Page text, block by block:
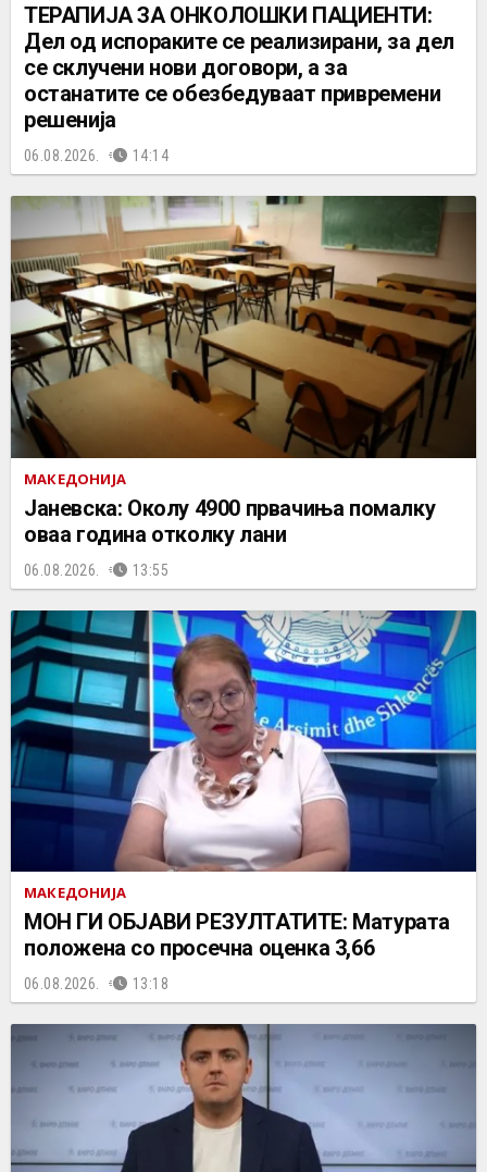
ТЕРАПИЈА ЗА ОНКОЛОШКИ ПАЦИЕНТИ:
Дел од испораките се реализирани, за дел
се склучени нови договори, а за
останатите се обезбедуваат привремени
решенија
06.08.2026. 14:14
МАКЕДОНИЈА
Јаневска: Околу 4900 првачиња помалку
оваа година отколку лани
06.08.2026. 13:55
МАКЕДОНИЈА
МОН ГИ ОБЈАВИ РЕЗУЛТАТИТЕ: Матурата
положена со просечна оценка 3,66
06.08.2026. 13:18